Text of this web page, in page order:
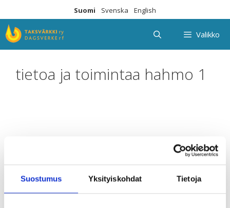
Suostumus Yksityiskohdat Tietoja
sisältöön
Suomi Svenska English
Valikko
tietoa ja toimintaa hahmo 1